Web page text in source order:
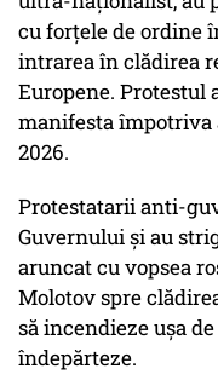
cu forţele de ordine
intrarea în clădirea
Europene. Protestul
manifesta împotriva
2026.
Protestatarii anti-
Guvernului şi au
aruncat cu vopsea
Molotov spre
să incendieze uşa
îndepărteze.